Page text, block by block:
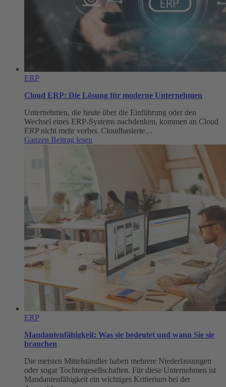
ERP
Cloud ERP: Die Lösung für moderne Unternehmen
Unternehmen, die heute über die Einführung oder den
Wechsel eines ERP-Systems nachdenken, kommen an Cloud
ERP nicht mehr vorbei. Cloudbasierte…
Ganzen Beitrag lesen
moderne
Unternehmen
ERP
Mandantenfähigkeit: Was sie bedeutet und wann Sie sie
brauchen
Die meisten Mittelständler haben mehrere Niederlassungen
oder sogar Tochtergesellschaften. Für diese Unternehmen ist
Mandantenfähigkeit ein wichtiges Kritierium bei der